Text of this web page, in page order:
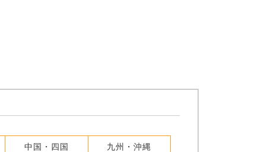
中国・四国 九州・沖縄